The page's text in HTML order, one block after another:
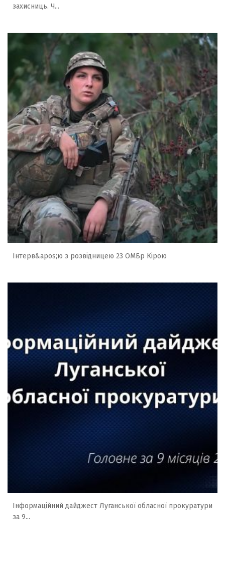
захисниць. Ч...
Інтерв&apos;ю з розвідницею 23 ОМБр Кірою
Інформаційний дайджест Луганської обласної прокуратури
за 9...